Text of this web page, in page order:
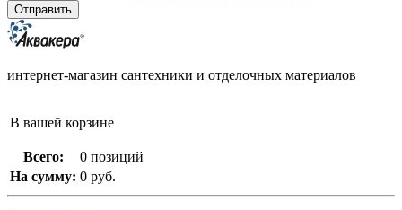
интернет-магазин сантехники и отделочных материалов
В вашей корзине
Всего:
0 позиций
На сумму: 0 руб.